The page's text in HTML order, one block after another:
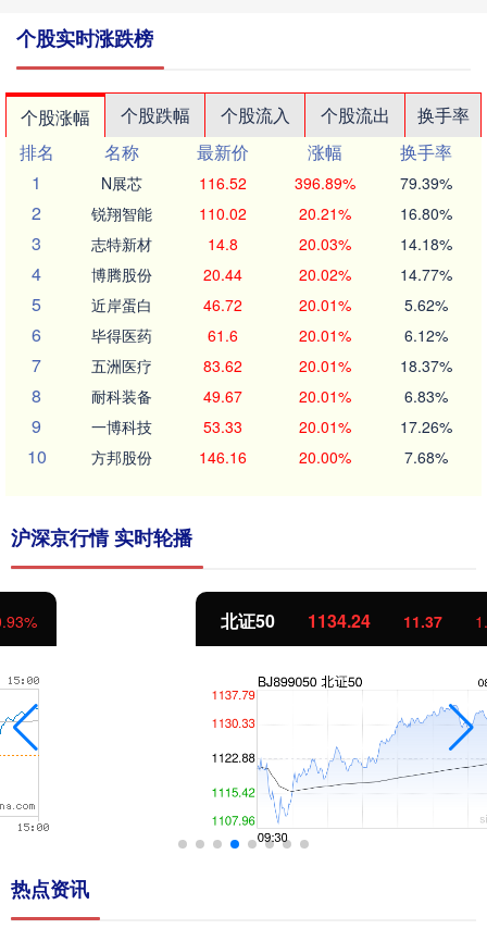
个股实时涨跌榜
个股涨幅 个股跌幅 个股流入 个股流出
换手率
排名
名称 最新价 涨幅
换手率
1
N展芯 116.52 396.89% 79.39%
2 锐翔智能 110.02 20.21% 16.80%
3 志特新材 14.8 20.03% 14.18%
4 博腾股份 20.44 20.02% 14.77%
5 近岸蛋白 46.72 20.01% 5.62%
6 毕得医药 61.6 20.01% 6.12%
7 五洲医疗 83.62 20.01% 18.37%
8 耐科装备 49.67 20.01% 6.83%
9 一博科技 53.33 20.01% 17.26%
10 方邦股份 146.16 20.00% 7.68%
沪深京行情 实时轮播
1134.24 11.37 1.01%
热点资讯